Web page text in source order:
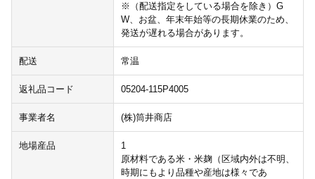
※（配送指定をしている場合を除き）G
W、お盆、年末年始等の長期休業のため、
発送が遅れる場合があります。
配送 常温
返礼品コード 05204-115P4005
事業者名 (株)筒井商店
地場産品
1
原材料である米・米麹（区域内外は不明、
時期にもより品種や産地は様々であ